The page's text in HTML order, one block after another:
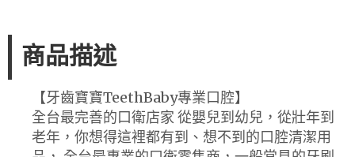
商品描述
【牙齒寶寶TeethBaby專業口腔】
全台最完善的口衛店家 從嬰兒到幼兒，從壯年到
老年，你想得這裡都有到、想不到的口腔清潔用